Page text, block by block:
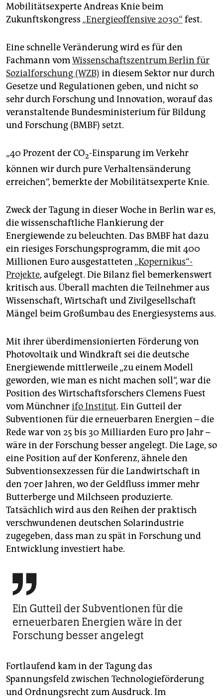
Mobilitätsexperte Andreas Knie beim
Zukunftskongress „Energieoffensive 2030“ fest.
Eine schnelle Veränderung wird es für den
Fachmann vomWissenschaftszentrum Berlin für
Sozialforschung (WZB) in diesem Sektor nur durch
Gesetze und Regulationen geben, und nicht so
sehr durch Forschung und Innovation, worauf das
veranstaltende Bundesministerium für Bildung
und Forschung (BMBF) setzt.
„40 Prozent der CO2-Einsparung im Verkehr
können wir durch pure Verhaltensänderung
erreichen“, bemerkte der Mobilitätsexperte Knie.
Zweck der Tagung in dieser Woche in Berlin war es,
die wissenschaftliche Flankierung der
Energiewende zu beleuchten. Das BMBF hat dazu
ein riesiges Forschungsprogramm, die mit 400
Millionen Euro ausgestatteten „Kopernikus“-
Projekte, aufgelegt. Die Bilanz fiel bemerkenswert
kritisch aus. Überall machten die Teilnehmer aus
Wissenschaft, Wirtschaft und Zivilgesellschaft
Mängel beim Großumbau des Energiesystems aus.
Mit ihrer überdimensionierten Förderung von
Photovoltaik und Windkraft sei die deutsche
Energiewende mittlerweile „zu einem Modell
geworden, wie man es nicht machen soll“, war die
Position des Wirtschaftsforschers Clemens ­Fuest
vom Münchnerifo Institut. Ein Gutteil der
Subventionen für die erneuerbaren Energien – die
Rede war von 25 bis 30 Milliar­den Euro pro Jahr –
wäre in der Forschung besser angelegt. Die Lage, so
eine Position auf der Konferenz, ähnele den
Subventionsexzessen für die Landwirtschaft in
den 70er Jahren, wo der Geldfluss immer mehr
Butterberge und Milchseen produzierte.
Tatsächlich wird aus den Reihen der praktisch
verschwundenen deutschen Solarindustrie
zugegeben, dass man zu spät in Forschung und
Entwicklung investiert habe.

Ein Gutteil der ­Subventionen für die
erneuerbaren Energien wäre in der
Forschung besser angelegt
Fortlaufend kam in der Tagung das
Spannungsfeld zwischen Technologieförderung
und Ordnungsrecht zum Ausdruck. Im